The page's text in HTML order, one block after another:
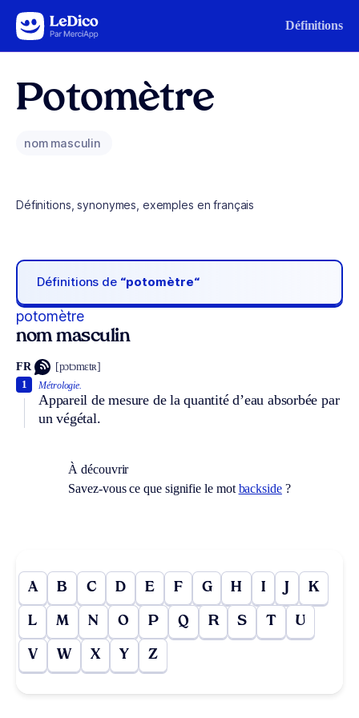
Aller au contenu Définitions
Potomètre
nom masculin
Définitions, synonymes, exemples en français
Définitions de “potomètre“
potomètre
nom masculin
FR [pɔtɔmɛtʀ]
Métrologie.
Appareil de mesure de la quantité d’eau absorbée par
un végétal.
1
À découvrir
Savez-vous ce que signifie le mot backside?
A B C D E F G H I J K
L M N O P Q R S T U
V W X Y Z